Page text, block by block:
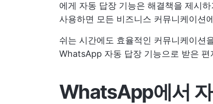
에게 자동 답장 기능은 해결책을 제시
사용하면 모든 비즈니스 커뮤니케이션
쉬는 시간에도 효율적인 커뮤니케이션
WhatsApp 자동 답장 기능으로 받은
WhatsApp에서